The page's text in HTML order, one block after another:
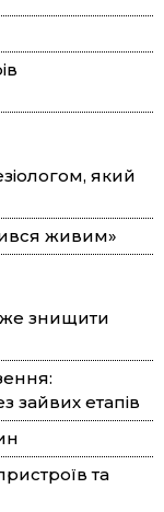
який
живим»
знищити
зайвих етапів
та